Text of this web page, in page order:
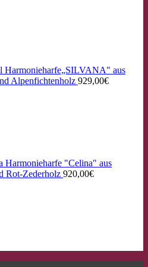
Harmonieharfe„SILVANA" aus
Alpenfichtenholz 929,00€
Harmonieharfe "Celina" aus
Rot-Zederholz 920,00€